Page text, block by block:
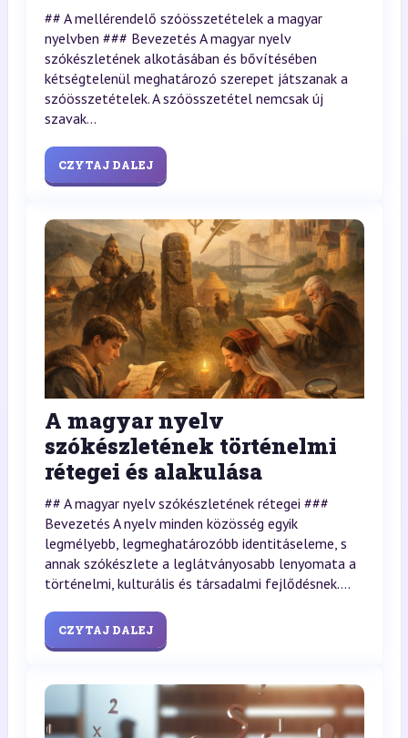
## A mellérendelő szóösszetételek a magyar
nyelvben ### Bevezetés A magyar nyelv
szókészletének alkotásában és bővítésében
kétségtelenül meghatározó szerepet játszanak a
szóösszetételek. A szóösszetétel nemcsak új
szavak...
CZYTAJ DALEJ
A magyar nyelv
szókészletének történelmi
rétegei és alakulása
## A magyar nyelv szókészletének rétegei ###
Bevezetés A nyelv minden közösség egyik
legmélyebb, legmeghatározóbb identitáseleme, s
annak szókészlete a leglátványosabb lenyomata a
történelmi, kulturális és társadalmi fejlődésnek....
CZYTAJ DALEJ